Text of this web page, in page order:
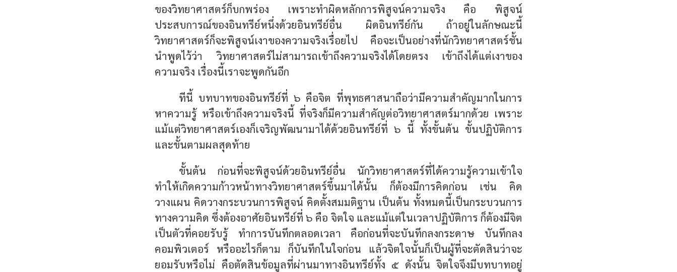
ของวิทยาศาสตร์ก็บกพร่อง เพราะทำผิดหลักการพิสูจน์ความจริง คือ พิสูจน์
ประสบการณ์ของอินทรีย์หนึ่งด้วยอินทรีย์อื่น ผิดอินทรีย์กัน ถ้าอยู่ในลักษณะนี้
วิทยาศาสตร์ก็จะพิสูจน์เงาของความจริงเรื่อยไป คือจะเป็นอย่างที่นักวิทยาศาสตร์ชั้น
นำพูดไว้ว่า วิทยาศาสตร์ไม่สามารถเข้าถึงความจริงได้โดยตรง เข้าถึงได้แต่เงาของ
ความจริง เรื่องนี้เราจะพูดกันอีก
ทีนี้ บทบาทของอินทรีย์ที่ ๖ คือจิต ที่พุทธศาสนาถือว่ามีความสำคัญมากในการ
หาความรู้ หรือเข้าถึงความจริงนี้ ที่จริงก็มีความสำคัญต่อวิทยาศาสตร์มากด้วย เพราะ
แม้แต่วิทยาศาสตร์เองก็เจริญพัฒนามาได้ด้วยอินทรีย์ที่ ๖ นี้ ทั้งขั้นต้น ขั้นปฏิบัติการ
และขั้นตามผลสุดท้าย
ขั้นต้น ก่อนที่จะพิสูจน์ด้วยอินทรีย์อื่น นักวิทยาศาสตร์ที่ได้ความรู้ความเข้าใจ
ทำให้เกิดความก้าวหน้าทางวิทยาศาสตร์ขึ้นมาได้นั้น ก็ต้องมีการคิดก่อน เช่น คิด
วางแผน คิดวางกระบวนการพิสูจน์ คิดตั้งสมมติฐาน เป็นต้น ทั้งหมดนี้เป็นกระบวนการ
ทางความคิด ซึ่งต้องอาศัยอินทรีย์ที่ ๖ คือ จิตใจ และแม้แต่ในเวลาปฏิบัติการ ก็ต้องมีจิต
เป็นตัวที่คอยรับรู้ ทำการบันทึกตลอดเวลา คือก่อนที่จะบันทึกลงกระดาษ บันทึกลง
คอมพิวเตอร์ หรืออะไรก็ตาม ก็บันทึกในใจก่อน แล้วจิตใจนั้นก็เป็นผู้ที่จะตัดสินว่าจะ
ยอมรับหรือไม่ คือตัดสินข้อมูลที่ผ่านมาทางอินทรีย์ทั้ง ๕ ดังนั้น จิตใจจึงมีบทบาทอยู่